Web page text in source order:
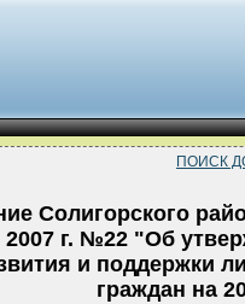
ПОИСК
Солигорского
г. №22 "Об
и поддержки
граждан на